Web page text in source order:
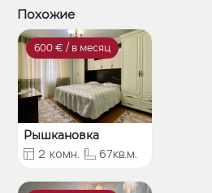
Похожие
600 € / в месяц
Рышкановка
2 комн. 67кв.м.